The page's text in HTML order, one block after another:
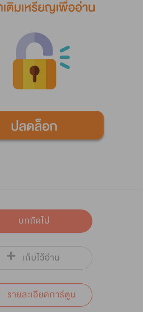
บทถัดไป
เก็บไว้อ่าน
รายละเอียดการ์ตูน